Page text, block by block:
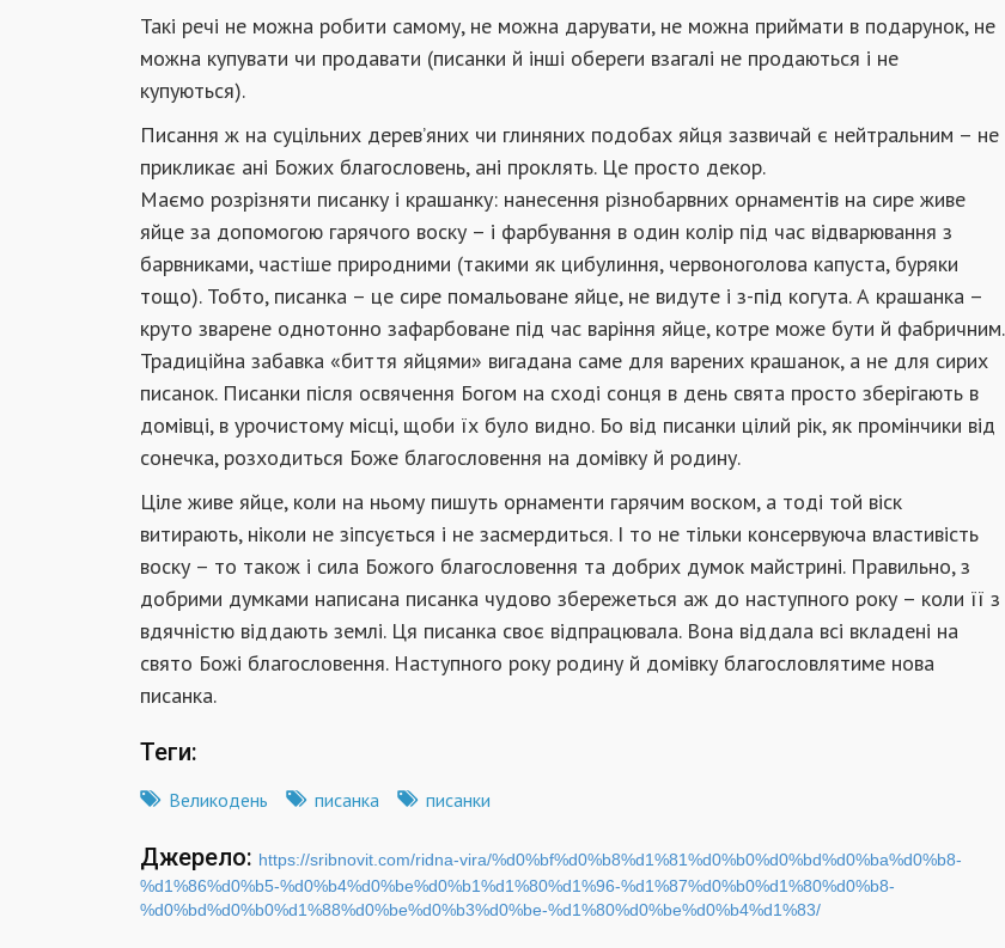
Такі речі не можна робити самому, не можна дарувати, не можна приймати в подарунок, не
можна купувати чи продавати (писанки й інші обереги взагалі не продаються і не
купуються).
Писання ж на суцільних дерев’яних чи глиняних подобах яйця зазвичай є нейтральним – не
прикликає ані Божих благословень, ані проклять. Це просто декор.
Маємо розрізняти писанку і крашанку: нанесення різнобарвних орнаментів на сире живе
яйце за допомогою гарячого воску – і фарбування в один колір під час відварювання з
барвниками, частіше природними (такими як цибулиння, червоноголова капуста, буряки
тощо). Тобто, писанка – це сире помальоване яйце, не видуте і з-під когута. А крашанка –
круто зварене однотонно зафарбоване під час варіння яйце, котре може бути й фабричним.
Традиційна забавка «биття яйцями» вигадана саме для варених крашанок, а не для сирих
писанок. Писанки після освячення Богом на сході сонця в день свята просто зберігають в
домівці, в урочистому місці, щоби їх було видно. Бо від писанки цілий рік, як промінчики від
сонечка, розходиться Боже благословення на домівку й родину.
Ціле живе яйце, коли на ньому пишуть орнаменти гарячим воском, а тоді той віск
витирають, ніколи не зіпсується і не засмердиться. І то не тільки консервуюча властивість
воску – то також і сила Божого благословення та добрих думок майстрині. Правильно, з
добрими думками написана писанка чудово збережеться аж до наступного року – коли її з
вдячністю віддають землі. Ця писанка своє відпрацювала. Вона віддала всі вкладені на
свято Божі благословення. Наступного року родину й домівку благословлятиме нова
писанка.
Теги:
Великодень писанка писанки
Джерело: https://sribnovit.com/ridna-vira/%d0%bf%d0%b8%d1%81%d0%b0%d0%bd%d0%ba%d0%b8-
%d1%86%d0%b5-%d0%b4%d0%be%d0%b1%d1%80%d1%96-%d1%87%d0%b0%d1%80%d0%b8-
%d0%bd%d0%b0%d1%88%d0%be%d0%b3%d0%be-%d1%80%d0%be%d0%b4%d1%83/